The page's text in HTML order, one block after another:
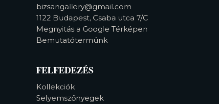
bizsangallery@gmail.com
1122 Budapest, Csaba utca 7/C
Megnyitás a Google Térképen
Bemutatótermünk
FELFEDEZÉS
Kollekciók
Selyemszőnyegek